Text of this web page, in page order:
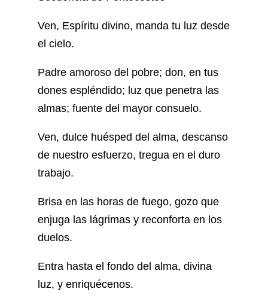
Ven, Espíritu divino, manda tu luz desde
el cielo.
Padre amoroso del pobre; don, en tus
dones espléndido; luz que penetra las
almas; fuente del mayor consuelo.
Ven, dulce huésped del alma, descanso
de nuestro esfuerzo, tregua en el duro
trabajo.
Brisa en las horas de fuego, gozo que
enjuga las lágrimas y reconforta en los
duelos.
Entra hasta el fondo del alma, divina
luz, y enriquécenos.